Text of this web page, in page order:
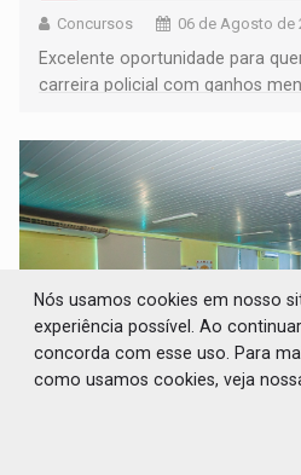
Concursos 06 de Agosto de
Excelente oportunidade para
carreira policial com ganhos
CINEAMAZÔNIA:
Nós usamos cookies em nosso
experiência possível. Ao
concorda com esse uso. Para
como usamos cookies, veja